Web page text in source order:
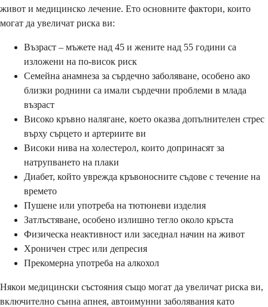
живот и медицинско лечение. Ето основните фактори, които
могат да увеличат риска ви:
Възраст – мъжете над 45 и жените над 55 години са
изложени на по-висок риск
Семейна анамнеза за сърдечно заболяване, особено ако
близки роднини са имали сърдечни проблеми в млада
възраст
Високо кръвно налягане, което оказва допълнителен стрес
върху сърцето и артериите ви
Високи нива на холестерол, които допринасят за
натрупването на плаки
Диабет, който уврежда кръвоносните съдове с течение на
времето
Пушене или употреба на тютюневи изделия
Затлъстяване, особено излишно тегло около кръста
Физическа неактивност или заседнал начин на живот
Хроничен стрес или депресия
Прекомерна употреба на алкохол
Някои медицински състояния също могат да увеличат риска ви,
включително сънна апнея, автоимунни заболявания като